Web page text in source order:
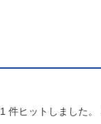
1 件ヒットしました。